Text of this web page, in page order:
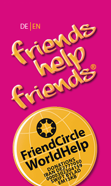
DE EN